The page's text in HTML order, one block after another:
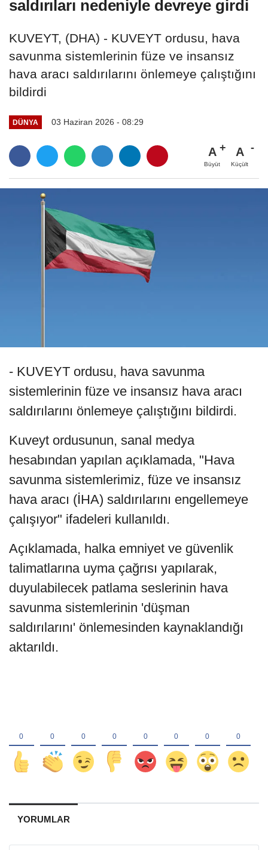
saldırıları nedeniyle devreye girdi
KUVEYT, (DHA) - KUVEYT ordusu, hava
savunma sistemlerinin füze ve insansız
hava aracı saldırılarını önlemeye çalıştığını
bildirdi
DÜNYA 03 Haziran 2026 - 08:29
A
Büyüt
A
Küçült
- KUVEYT ordusu, hava savunma
sistemlerinin füze ve insansız hava aracı
saldırılarını önlemeye çalıştığını bildirdi.
Kuveyt ordusunun, sanal medya
hesabından yapılan açıklamada, "Hava
savunma sistemlerimiz, füze ve insansız
hava aracı (İHA) saldırılarını engellemeye
çalışıyor" ifadeleri kullanıldı.
Açıklamada, halka emniyet ve güvenlik
talimatlarına uyma çağrısı yapılarak,
duyulabilecek patlama seslerinin hava
savunma sistemlerinin 'düşman
saldırılarını' önlemesinden kaynaklandığı
aktarıldı.
YORUMLAR